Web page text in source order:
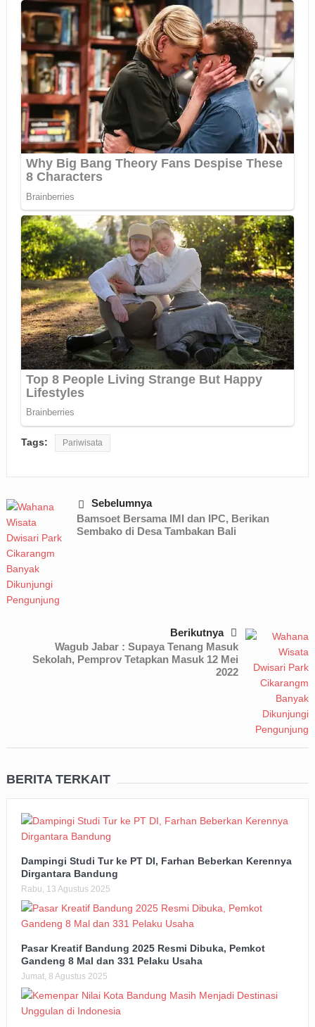
Tags: Pariwisata
Sebelumnya
Bamsoet Bersama IMI dan IPC, Berikan
Sembako di Desa Tambakan Bali
Berikutnya
Wagub Jabar : Supaya Tenang Masuk
Sekolah, Pemprov Tetapkan Masuk 12 Mei
2022
BERITA TERKAIT
Dampingi Studi Tur ke PT DI, Farhan Beberkan Kerennya
Dirgantara Bandung
Rabu, 13 Agustus 2025
Pasar Kreatif Bandung 2025 Resmi Dibuka, Pemkot
Gandeng 8 Mal dan 331 Pelaku Usaha
Jumat, 8 Agustus 2025